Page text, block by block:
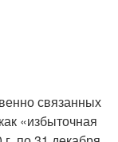
связанных
«избыточная